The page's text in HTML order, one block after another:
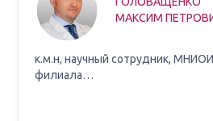
МАКСИМ
к.м.н, научный сотрудник,
филиала…